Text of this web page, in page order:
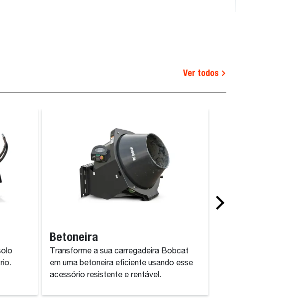
Ver todos
Betoneira
Transforme a sua carregadeira Bobcat
em uma betoneira eficiente usando esse
acessório resistente e rentável.